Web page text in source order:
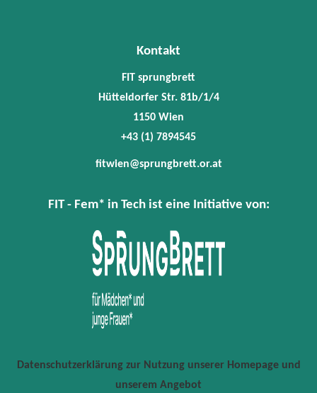
Kontakt
FIT sprungbrett
Hütteldorfer Str. 81b/1/4
1150 Wien
+43 (1) 7894545
fitwien@sprungbrett.or.at
FIT - Fem* in Tech ist eine Initiative von:
Datenschutzerklärung zur Nutzung unserer Homepage und
unserem Angebot